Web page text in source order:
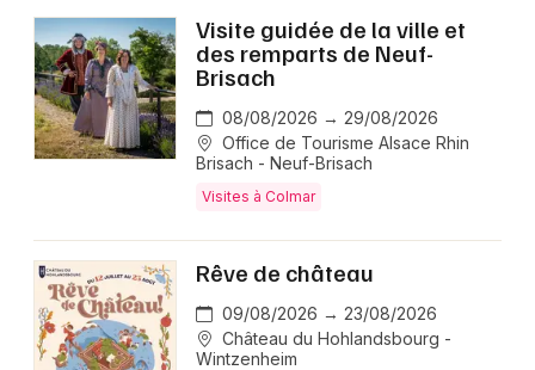
Visite guidée de la ville et
des remparts de Neuf-
Brisach
08/08/2026 → 29/08/2026
Office de Tourisme Alsace Rhin
Brisach - Neuf-Brisach
Visites à Colmar
Rêve de château
09/08/2026 → 23/08/2026
Château du Hohlandsbourg -
Wintzenheim